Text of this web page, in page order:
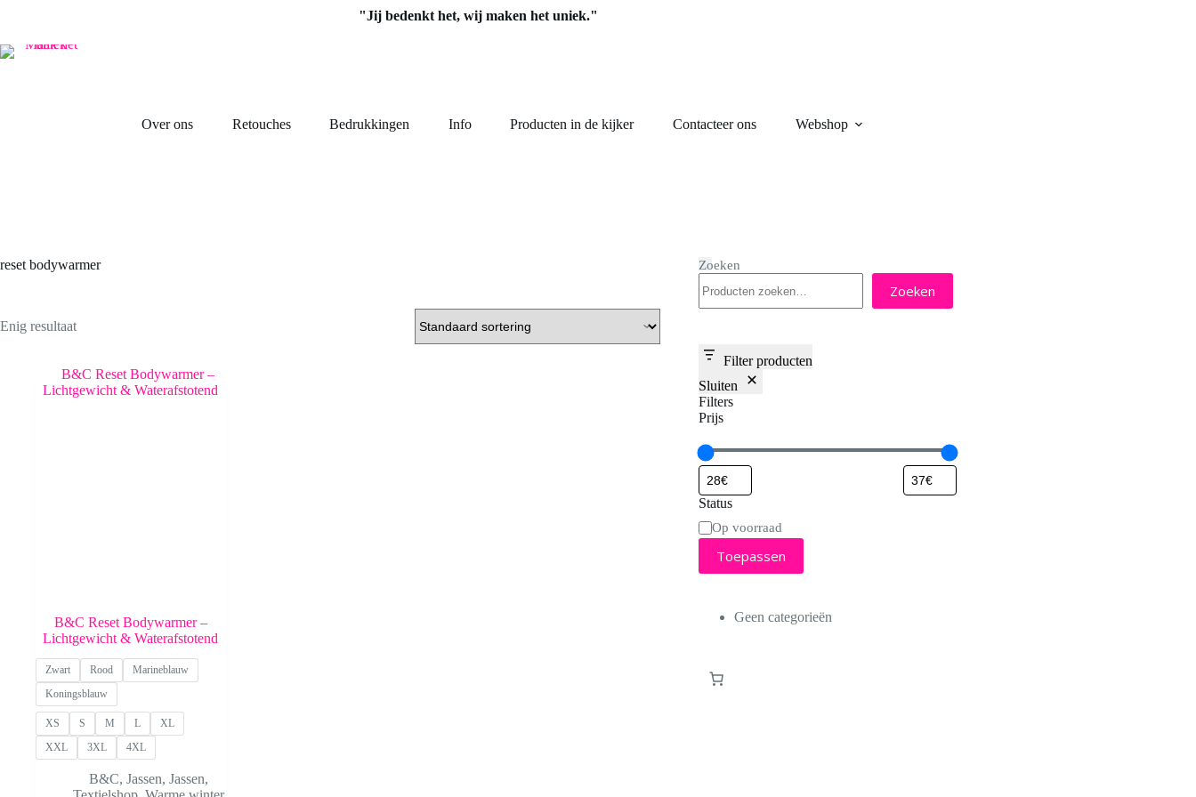
inhoud
"Jij bedenkt het, wij maken het uniek."
Over ons Retouches Bedrukkingen Info Producten in de kijker Contacteer ons Webshop
reset bodywarmer
Enig resultaat
B&C Reset Bodywarmer –
Lichtgewicht & Waterafstotend
Zwart Rood
Marineblauw
Koningsblauw
XS S M L
XL
XXL
3XL 4XL
B&C, Jassen, Jassen,
Zoeken
Zoeken
Filter producten
Sluiten
Filters
Prijs
Status
StatusOp voorraad
Toepassen
Geen categorieën